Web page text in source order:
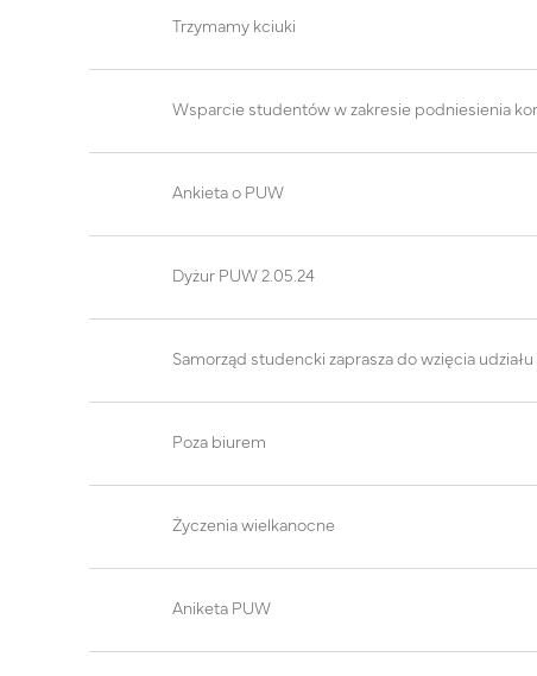
Trzymamy kciuki
Wsparcie studentów w zakresie podniesienia
Ankieta o PUW
Dyżur PUW 2.05.24
Samorząd studencki zaprasza do wzięcia
Poza biurem
Życzenia wielkanocne
Aniketa PUW